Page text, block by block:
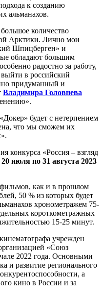
к созданию
альманахов.
количество
Арктики. Лично мои
Шпицберген» и
обладают большим
радостно за работу,
в российский
придуманный и
Владимира Головнева
будет с нетерпением
что мы сможем их
конкурса «Россия – взгляд
20 июля по 31 августа 2023
как и в прошлом
50 % из которых будет
хронометражем 75-
короткометражных
15-25 минут.
учрежден
«Союз
2022 года. Основными
и развитие регионального
а
кино в России и за